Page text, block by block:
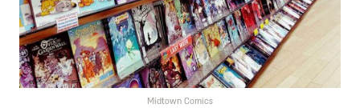
Midtown Comics